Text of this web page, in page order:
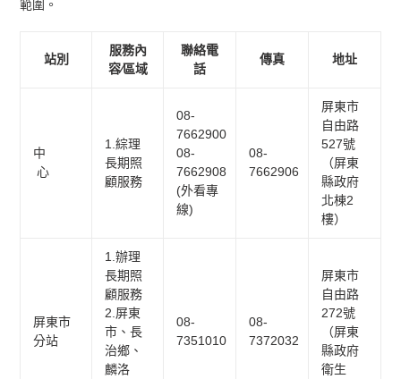
範圍。
站別
服務內
容∕區域
聯絡電
話
傳真 地址
中
心
1.綜理
長期照
顧服務
08-
7662900
08-
7662908
(外看專
線)
08-
7662906
屏東市
自由路
527號
（屏東
縣政府
北棟2
樓）
屏東市
分站
1.辦理
長期照
顧服務
2.屏東
市、長
治鄉、
麟洛
08-
7351010
08-
7372032
屏東市
自由路
272號
（屏東
縣政府
衛生